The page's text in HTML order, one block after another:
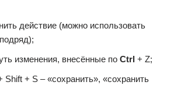
действие (можно использовать
изменения, внесённые по Ctrl + Z;
Shift + S – «сохранить», «сохранить